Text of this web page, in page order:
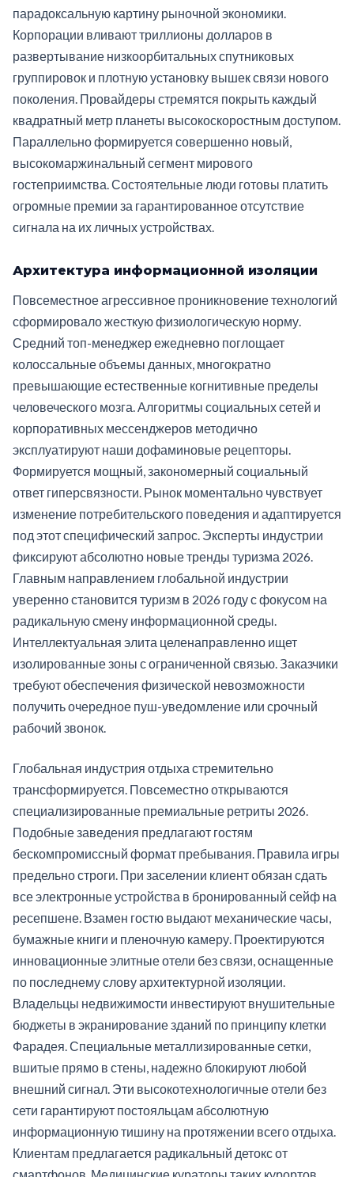
парадоксальную картину рыночной экономики.
Корпорации вливают триллионы долларов в
развертывание низкоорбитальных спутниковых
группировок и плотную установку вышек связи нового
поколения. Провайдеры стремятся покрыть каждый
квадратный метр планеты высокоскоростным доступом.
Параллельно формируется совершенно новый,
высокомаржинальный сегмент мирового
гостеприимства. Состоятельные люди готовы платить
огромные премии за гарантированное отсутствие
сигнала на их личных устройствах.
Архитектура информационной изоляции
Повсеместное агрессивное проникновение технологий
сформировало жесткую физиологическую норму.
Средний топ-менеджер ежедневно поглощает
колоссальные объемы данных, многократно
превышающие естественные когнитивные пределы
человеческого мозга. Алгоритмы социальных сетей и
корпоративных мессенджеров методично
эксплуатируют наши дофаминовые рецепторы.
Формируется мощный, закономерный социальный
ответ гиперсвязности. Рынок моментально чувствует
изменение потребительского поведения и адаптируется
под этот специфический запрос. Эксперты индустрии
фиксируют абсолютно новые тренды туризма 2026.
Главным направлением глобальной индустрии
уверенно становится туризм в 2026 году с фокусом на
радикальную смену информационной среды.
Интеллектуальная элита целенаправленно ищет
изолированные зоны с ограниченной связью. Заказчики
требуют обеспечения физической невозможности
получить очередное пуш-уведомление или срочный
рабочий звонок.
Глобальная индустрия отдыха стремительно
трансформируется. Повсеместно открываются
специализированные премиальные ретриты 2026.
Подобные заведения предлагают гостям
бескомпромиссный формат пребывания. Правила игры
предельно строги. При заселении клиент обязан сдать
все электронные устройства в бронированный сейф на
ресепшене. Взамен гостю выдают механические часы,
бумажные книги и пленочную камеру. Проектируются
инновационные элитные отели без связи, оснащенные
по последнему слову архитектурной изоляции.
Владельцы недвижимости инвестируют внушительные
бюджеты в экранирование зданий по принципу клетки
Фарадея. Специальные металлизированные сетки,
вшитые прямо в стены, надежно блокируют любой
внешний сигнал. Эти высокотехнологичные отели без
сети гарантируют постояльцам абсолютную
информационную тишину на протяжении всего отдыха.
Клиентам предлагается радикальный детокс от